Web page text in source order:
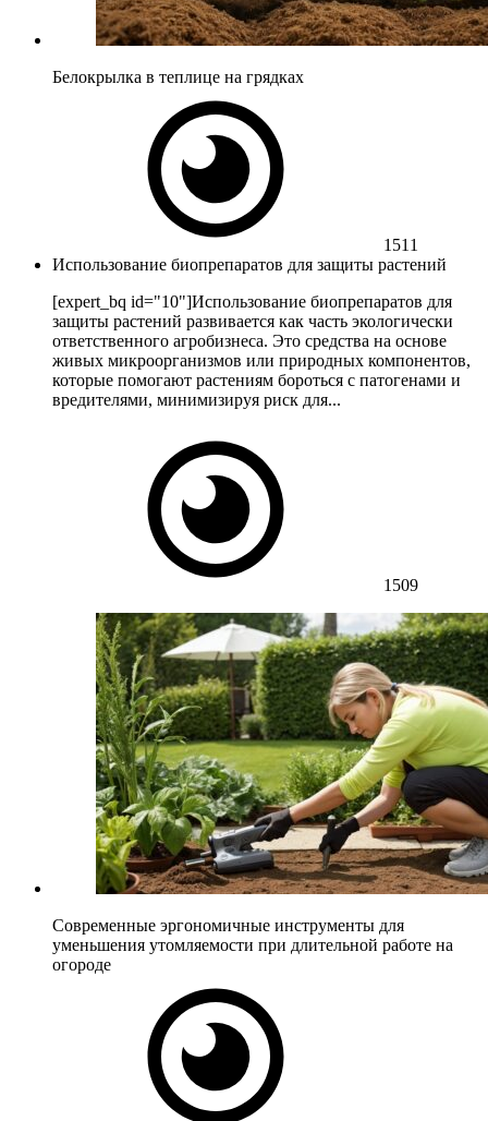
Белокрылка в теплице на грядках
1511
Использование биопрепаратов для защиты растений
[expert_bq id="10"]Использование биопрепаратов для
защиты растений развивается как часть экологически
ответственного агробизнеса. Это средства на основе
живых микроорганизмов или природных компонентов,
которые помогают растениям бороться с патогенами и
вредителями, минимизируя риск для...
1509
Современные эргономичные инструменты для
уменьшения утомляемости при длительной работе на
огороде